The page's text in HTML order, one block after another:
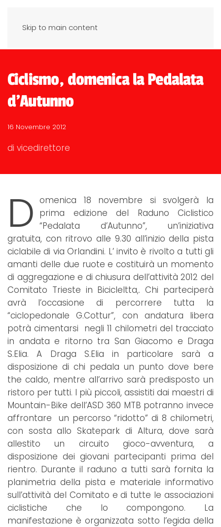
Skip to main content
Ciclismo, domenica la Pedalata
d'Autunno
16 Novembre 2012
di vicedirettore
D omenica 18 novembre si svolgerà la
prima edizione del Raduno Ciclistico
“Pedalata d’Autunno”, un’iniziativa
gratuita, con ritrovo alle 9.30 all’inizio della pista
ciclabile di via Orlandini. L’ invito è rivolto a tutti gli
amanti delle due ruote e costituirà un momento
di aggregazione e di chiusura dell’attività 2012 del
Comitato Trieste in Bicicleltta,. Chi parteciperà
avrà l’occasione di percorrere tutta la
“ciclopedonale G.Cottur”, con andatura libera
potrà cimentarsi negli 11 chilometri del tracciato
in andata e ritorno tra San Giacomo e Draga
S.Elia. A Draga S.Elia in particolare sarà a
disposizione di chi pedala un punto dove bere
the caldo, mentre all’arrivo sarà predisposto un
ristoro per tutti. I più piccoli, assistiti dai maestri di
Mountain-Bike dell’ASD 360 MTB potranno invece
affrontare un percorso “ridotto” di 8 chilometri,
con sosta allo Skatepark di Altura, dove sarà
allestito un circuito gioco-avventura, a
disposizione dei giovani partecipanti prima del
rientro. Durante il raduno a tutti sarà fornita la
planimetria della pista e materiale informativo
sull’attività del Comitato e di tutte le associazioni
ciclistiche che lo compongono. La
manifestazione è organizzata sotto l’egida della